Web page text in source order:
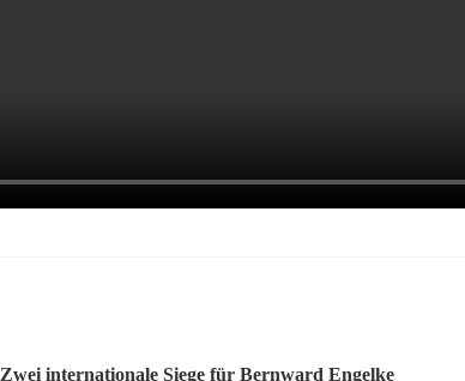
Zwei internationale Siege für Bernward Engelke